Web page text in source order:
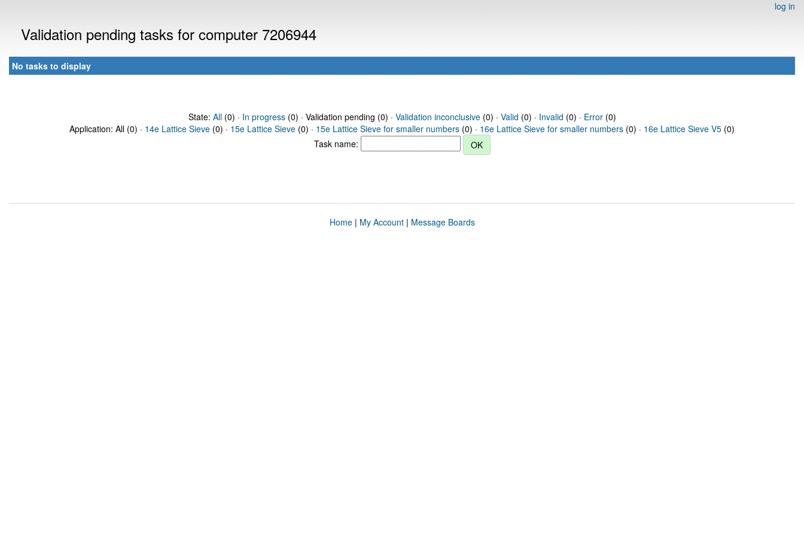
log in
Validation pending tasks for computer 7206944
No tasks to display
State: All(0) · In progress(0) · Validation pending (0) · Validation inconclusive(0) · Valid (0) · Invalid (0) · Error(0)
Application: All (0) · 14e Lattice Sieve (0) · 15e Lattice Sieve (0) · 15e Lattice Sieve for smaller numbers (0) · 16e Lattice Sieve for smaller numbers (0) · 16e Lattice Sieve V5 (0)
Task name:
Home| My Account| Message Boards